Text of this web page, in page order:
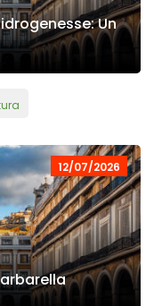
Un
12/07/2026